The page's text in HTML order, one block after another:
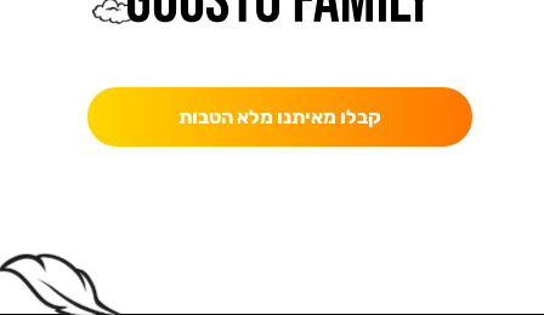
קבלו מאיתנו מלא הטבות